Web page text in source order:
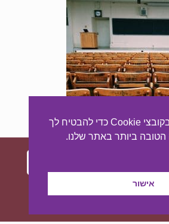
מאסטר סייט - יצירת נוכחות
באינטרנט
אתר זה משתמש בקובצי Cookie כדי להבטיח לך
הטובה ביותר באתר שלנו.
אישור